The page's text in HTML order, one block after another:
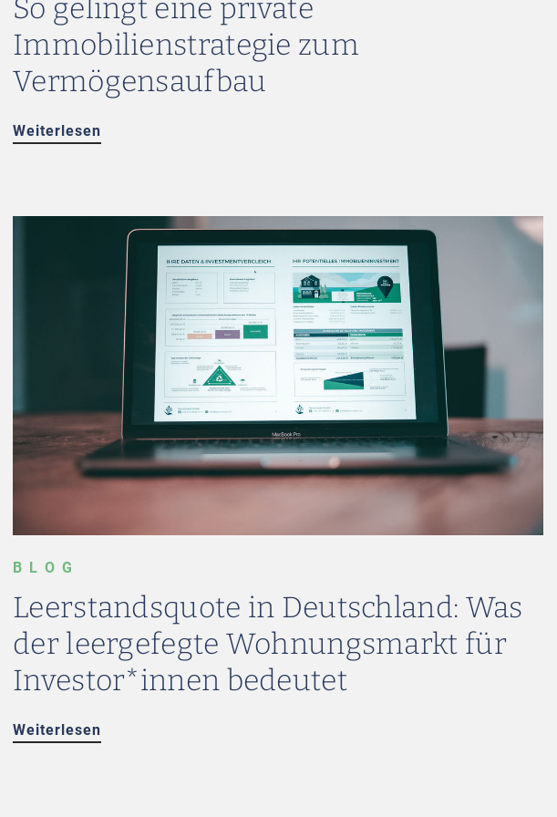
So gelingt eine private
Immobilienstrategie zum
Vermögensaufbau
Weiterlesen
BLOG
Leerstandsquote in Deutschland: Was
der leergefegte Wohnungsmarkt für
Investor*innen bedeutet
Weiterlesen